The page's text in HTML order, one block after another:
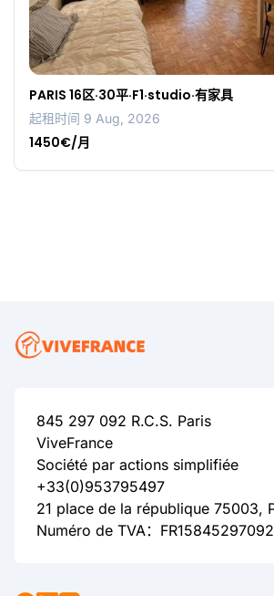
PARIS 16区·30平·F1·studio·有家具
起租时间 9 Aug, 2026
1450€/月
845 297 092 R.C.S. Paris
ViveFrance
Société par actions simplifiée
+33(0)953795497
21 place de la république 75003,
Numéro de TVA：FR15845297092